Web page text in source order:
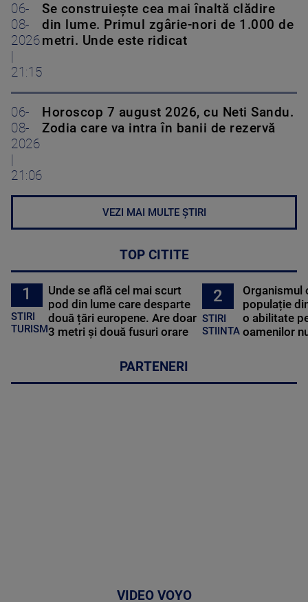
06-
08-
2026
|
21:15
Se construiește cea mai înaltă clădire
din lume. Primul zgârie-nori de 1.000 de
metri. Unde este ridicat
06-
08-
2026
|
21:06
Horoscop 7 august 2026, cu Neti Sandu.
Zodia care va intra în banii de rezervă
VEZI MAI MULTE ȘTIRI
TOP CITITE
1
STIRI
TURISM
Unde se află cel mai scurt
pod din lume care desparte
două țări europene. Are doar
3 metri și două fusuri orare
2
STIRI
STIINTA
Organismul
populație
o abilitate
oamenilor
PARTENERI
VIDEO VOYO